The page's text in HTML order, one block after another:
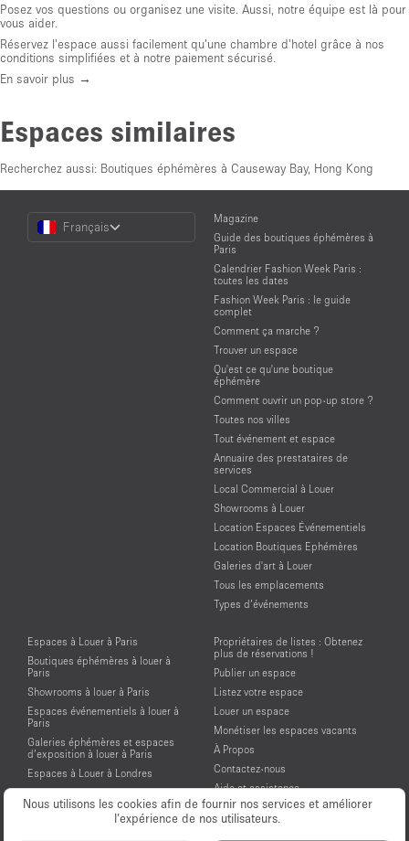
Nous utilisons les cookies afin de fournir nos services et améliorer
l’expérience de nos utilisateurs.
Posez vos questions ou organisez une visite. Aussi, notre équipe est là pour
vous aider.
Réservez l'espace aussi facilement qu'une chambre d'hotel grâce à nos
conditions simplifiées et à notre paiement sécurisé.
En savoir plus →
Espaces similaires
Recherchez aussi: Boutiques éphémères à Causeway Bay, Hong Kong
Choose
Language
Français
Magazine
Guide des boutiques éphémères à
Paris
Calendrier Fashion Week Paris :
toutes les dates
Fashion Week Paris : le guide
complet
Comment ça marche ?
Trouver un espace
Qu'est ce qu'une boutique
éphémère
Comment ouvrir un pop-up store ?
Toutes nos villes
Tout événement et espace
Annuaire des prestataires de
services
Local Commercial à Louer
Showrooms à Louer
Location Espaces Événementiels
Location Boutiques Ephémères
Galeries d'art à Louer
Tous les emplacements
Types d’événements
Espaces à Louer à Paris
Boutiques éphémères à louer à
Paris
Showrooms à louer à Paris
Espaces événementiels à louer à
Paris
Galeries éphémères et espaces
d’exposition à louer à Paris
Espaces à Louer à Londres
Espaces à Louer à New York
Espaces à Louer à San Francisco
Propriétaires de listes : Obtenez
plus de réservations !
Publier un espace
Listez votre espace
Louer un espace
Monétiser les espaces vacants
À Propos
Contactez-nous
Aide et assistance
Conditions générales d'utilisation
Mentions légales